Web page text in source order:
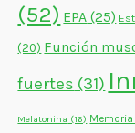
(52) EPA (25)
(20) Función
fuertes (31)
Melatonina (16)